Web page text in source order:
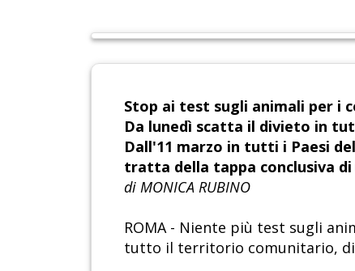
Stop ai test sugli animali per i
Da lunedì scatta il divieto in
Dall'11 marzo in tutti i Paesi
tratta della tappa conclusiva
di MONICA RUBINO
ROMA - Niente più test sugli
tutto il territorio comunitario, di